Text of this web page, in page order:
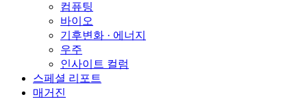
컴퓨팅
바이오
기후변화 · 에너지
우주
인사이트 컬럼
스페셜 리포트
매거진